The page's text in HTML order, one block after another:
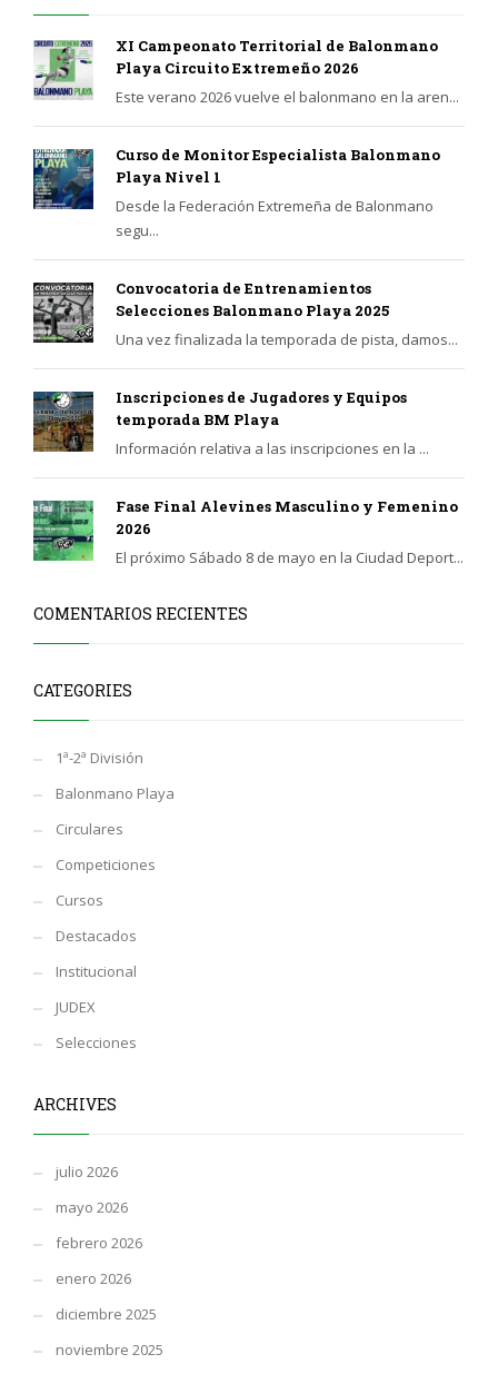
XI Campeonato Territorial de Balonmano
Playa Circuito Extremeño 2026
Este verano 2026 vuelve el balonmano en la aren...
Curso de Monitor Especialista Balonmano
Playa Nivel 1
Desde la Federación Extremeña de Balonmano
segu...
Convocatoria de Entrenamientos
Selecciones Balonmano Playa 2025
Una vez finalizada la temporada de pista, damos...
Inscripciones de Jugadores y Equipos
temporada BM Playa
Información relativa a las inscripciones en la ...
Fase Final Alevines Masculino y Femenino
2026
El próximo Sábado 8 de mayo en la Ciudad Deport...
COMENTARIOS RECIENTES
CATEGORIES
1ª-2ª División
Balonmano Playa
Circulares
Competiciones
Cursos
Destacados
Institucional
JUDEX
Selecciones
ARCHIVES
julio 2026
mayo 2026
febrero 2026
enero 2026
diciembre 2025
noviembre 2025